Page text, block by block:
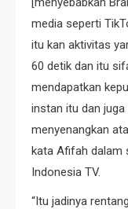
media seperti
itu kan aktivitas
60 detik dan itu
mendapatkan
instan itu dan
menyenangkan
kata Afifah dalam
Indonesia TV.
“Itu jadinya